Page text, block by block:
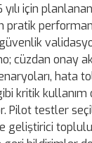
için
cüzdan onay
hata
kritik kullanım
Pilot testler
geliştirici